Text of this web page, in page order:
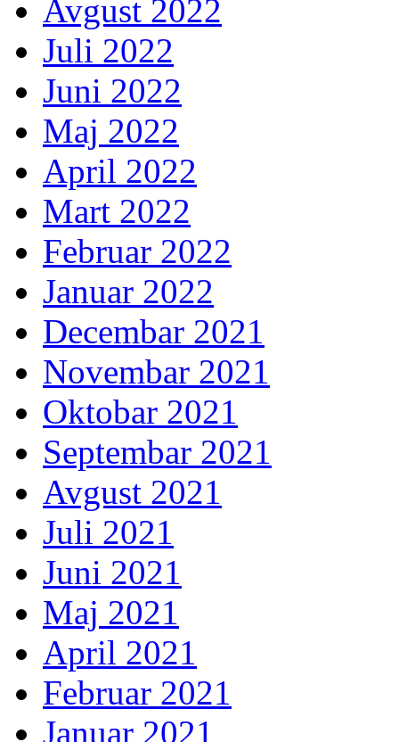
Avgust 2022
Juli 2022
Juni 2022
Maj 2022
April 2022
Mart 2022
Februar 2022
Januar 2022
Decembar 2021
Novembar 2021
Oktobar 2021
Septembar 2021
Avgust 2021
Juli 2021
Juni 2021
Maj 2021
April 2021
Februar 2021
Januar 2021